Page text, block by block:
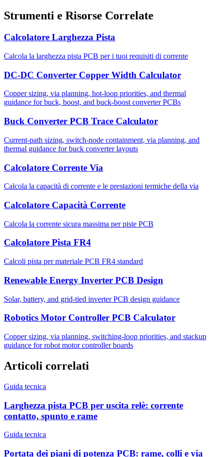
Strumenti e Risorse Correlate
Calcolatore Larghezza Pista
Calcola la larghezza pista PCB per i tuoi requisiti di corrente
DC-DC Converter Copper Width Calculator
Copper sizing, via planning, hot-loop priorities, and thermal
guidance for buck, boost, and buck-boost converter PCBs
Buck Converter PCB Trace Calculator
Current-path sizing, switch-node containment, via planning, and
thermal guidance for buck converter layouts
Calcolatore Corrente Via
Calcola la capacità di corrente e le prestazioni termiche della via
Calcolatore Capacità Corrente
Calcola la corrente sicura massima per piste PCB
Calcolatore Pista FR4
Calcoli pista per materiale PCB FR4 standard
Renewable Energy Inverter PCB Design
Solar, battery, and grid-tied inverter PCB design guidance
Robotics Motor Controller PCB Calculator
Copper sizing, via planning, switching-loop priorities, and stackup
guidance for robot motor controller boards
Articoli correlati
Guida tecnica
Larghezza pista PCB per uscita relè: corrente
contatto, spunto e rame
Guida tecnica
Portata dei piani di potenza PCB: rame, colli e via